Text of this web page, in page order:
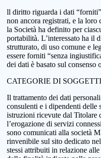
ll diritto riguarda i dati “forniti”
non ancora registrati, e la loro
la Società ha definito per
portabilità. L’interessato ha il
strutturato, di uso comune e
essere forniti “senza
dei dati è basato sul
CATEGORIE DI
Il trattamento dei dati
consulenti e i dipendenti delle
istruzioni ricevute dal Titolare
l’erogazione di servizi
sono comunicati alla società
rinvenibile sul sito dedicato
stessi attribuiti in relazione